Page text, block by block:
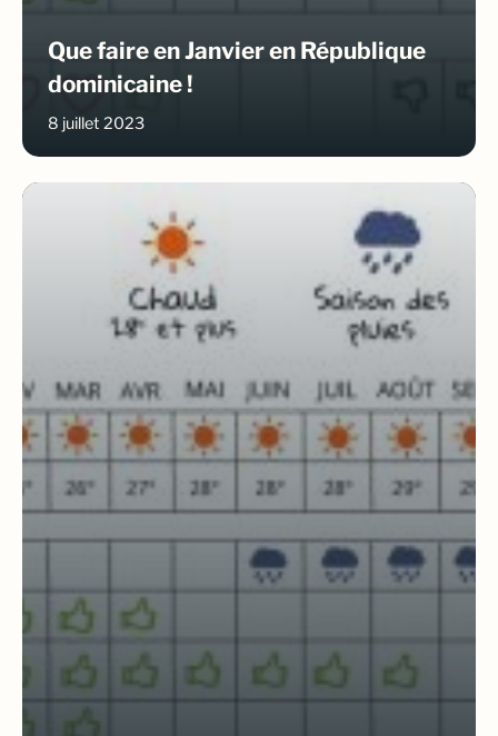
Que faire en Janvier en République
dominicaine !
8 juillet 2023